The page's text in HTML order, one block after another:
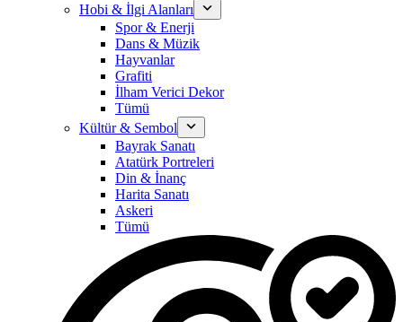
Hobi & İlgi Alanları
Spor & Enerji
Dans & Müzik
Hayvanlar
Grafiti
İlham Verici Dekor
Tümü
Kültür & Sembol
Bayrak Sanatı
Atatürk Portreleri
Din & İnanç
Harita Sanatı
Askeri
Tümü